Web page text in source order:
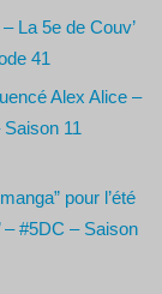
La 5e de Couv’
41
Alex Alice –
Saison 11
pour l’été
– #5DC – Saison